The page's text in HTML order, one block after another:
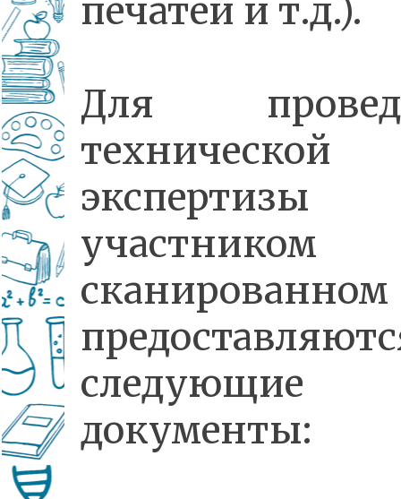
печатей и т.д.).
Для
технической
экспертизы
сканированном
следующие
документы: